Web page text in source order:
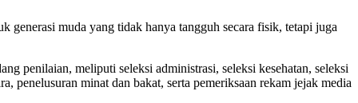
muda yang tidak hanya tangguh secara fisik, tetapi juga
penilaian, meliputi seleksi administrasi, seleksi kesehatan, seleksi
penelusuran minat dan bakat, serta pemeriksaan rekam jejak media